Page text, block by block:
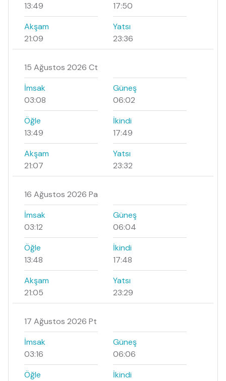
13:49
17:50
Akşam
21:09
Yatsı
23:36
15 Ağustos 2026 Ct
İmsak
03:08
Güneş
06:02
Öğle
13:49
İkindi
17:49
Akşam
21:07
Yatsı
23:32
16 Ağustos 2026 Pa
İmsak
03:12
Güneş
06:04
Öğle
13:48
İkindi
17:48
Akşam
21:05
Yatsı
23:29
17 Ağustos 2026 Pt
İmsak
03:16
Güneş
06:06
Öğle
İkindi